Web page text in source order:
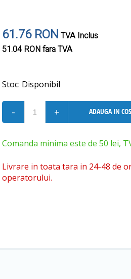
61.76 RON TVA Inclus
51.04 RONfara TVA
Stoc: Disponibil
- + ADAUGA IN COS
Comanda minima este de 50 lei,
Livrare in toata tara in 24-48 de
operatorului.